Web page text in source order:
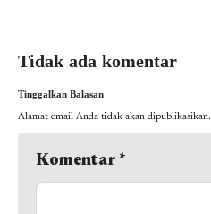
Tidak ada komentar
Tinggalkan Balasan
Alamat email Anda tidak akan dipublikasikan.
Komentar *